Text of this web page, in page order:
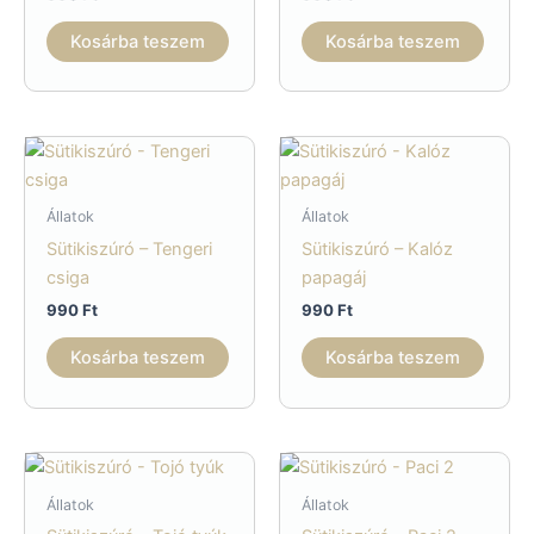
Kosárba teszem Kosárba teszem
Állatok
Sütikiszúró – Tengeri
csiga
990Ft
Kosárba teszem
Állatok
Sütikiszúró – Kalóz
papagáj
990Ft
Kosárba teszem
Állatok Állatok